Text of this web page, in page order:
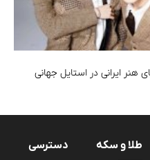
طلا و سکه
دسترسی